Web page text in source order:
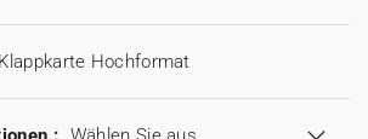
Klappkarte Hochformat